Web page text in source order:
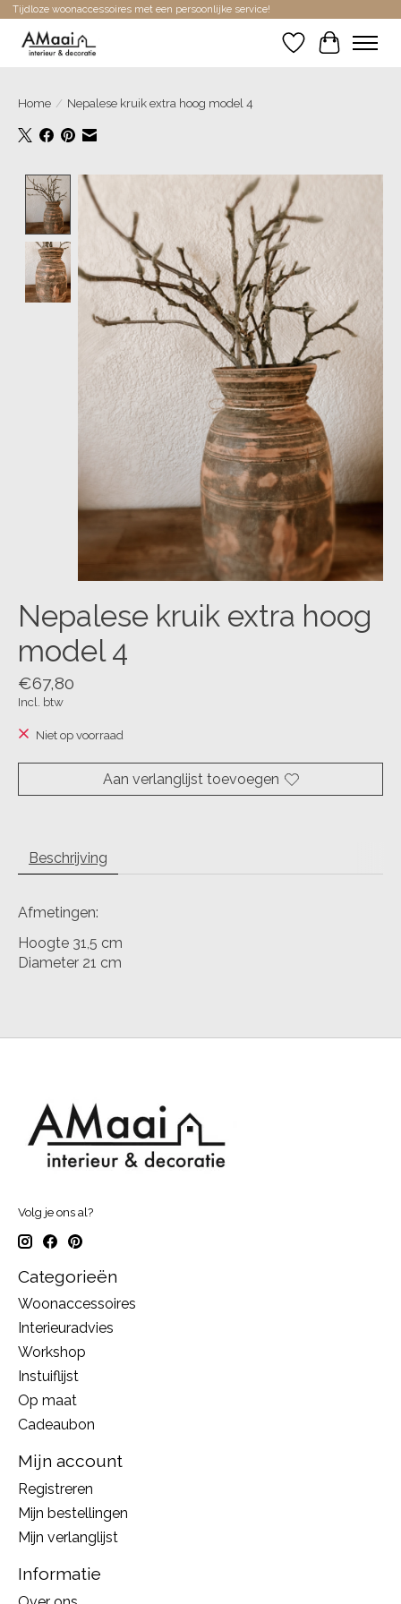
Tijdloze woonaccessoires met een persoonlijke service!
Verlanglijst
Home / Nepalese kruik extra hoog model 4
Product image slideshow Items
Nepalese kruik extra hoog
model 4
€67,80
Incl. btw
Niet op voorraad
Aan verlanglijst toevoegen
Beschrijving
Afmetingen:
Hoogte 31,5 cm
Diameter 21 cm
Volg je ons al?
Categorieën
Woonaccessoires
Interieuradvies
Workshop
Instuiflijst
Op maat
Cadeaubon
Mijn account
Registreren
Mijn bestellingen
Mijn verlanglijst
Informatie